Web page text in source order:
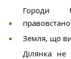
Городи
Земля, що
Ділянка не